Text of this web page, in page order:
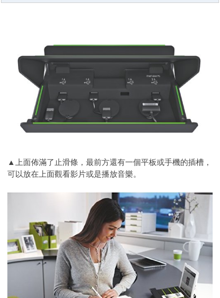
▲上面佈滿了止滑條，最前方還有一個平板或手機的插槽，
可以放在上面觀看影片或是播放音樂。